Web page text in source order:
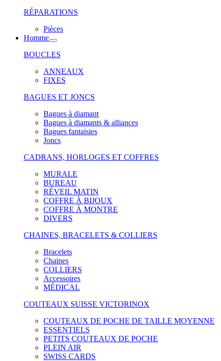
RÉPARATIONS
Pièces
Homme
BOUCLES
ANNEAUX
FIXES
BAGUES ET JONCS
Bagues à diamant
Bagues à diamants & alliances
Bagues fantaisies
Joncs
CADRANS, HORLOGES ET COFFRES
MURALE
BUREAU
RÉVEIL MATIN
COFFRE À BIJOUX
COFFRE À MONTRE
DIVERS
CHAINES, BRACELETS & COLLIERS
Bracelets
Chaines
COLLIERS
Accessoires
MÉDICAL
COUTEAUX SUISSE VICTORINOX
COUTEAUX DE POCHE DE TAILLE MOYENNE
ESSENTIELS
PETITS COUTEAUX DE POCHE
PLEIN AIR
SWISS CARDS